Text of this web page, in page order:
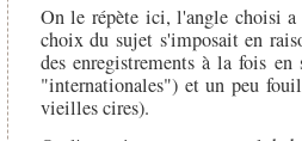
On le répète ici, l'angle choisi
choix du sujet s'imposait en
des enregistrements à la fois
"internationales") et un peu
vieilles cires).